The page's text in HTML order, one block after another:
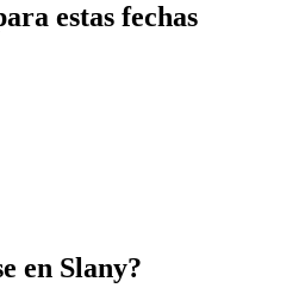
estas fechas
en Slany?